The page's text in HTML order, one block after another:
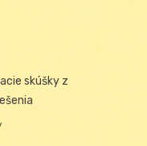
skúšky z